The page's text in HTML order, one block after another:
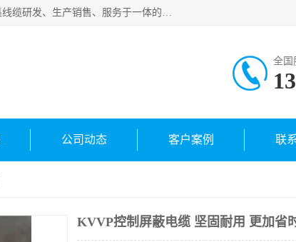
广东广星珠江电缆实业有限公司是一家广东广星珠江电缆厂家主营：广东广星珠江电缆，集线缆研发、生产销售、服务于一体的生产企业。公司自创立以来，确立了“广星珠江电缆，您的一站式采购”的战略发展口号，明确了将广星珠江打造成“线缆产品种类覆盖较广较全、质量较优、服务较好的大型综合性*化生产企业”的发展目标。
全国
公司动态 客户案例 联
KVVP控制屏蔽电缆 坚固耐用 更加省